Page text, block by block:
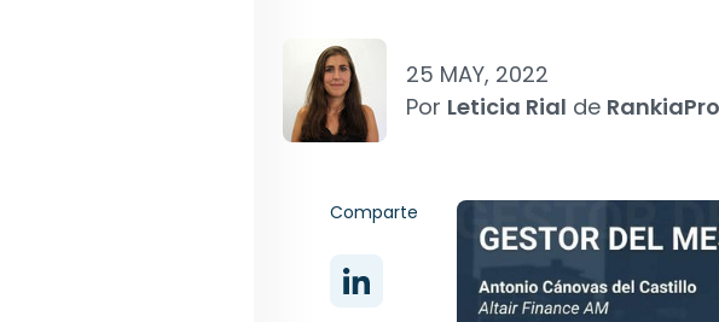
25 MAY, 2022
Por Leticia Rial de RankiaPro
Comparte